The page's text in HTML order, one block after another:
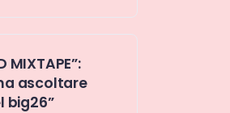
MIXTAPE”:
ascoltare
big26”